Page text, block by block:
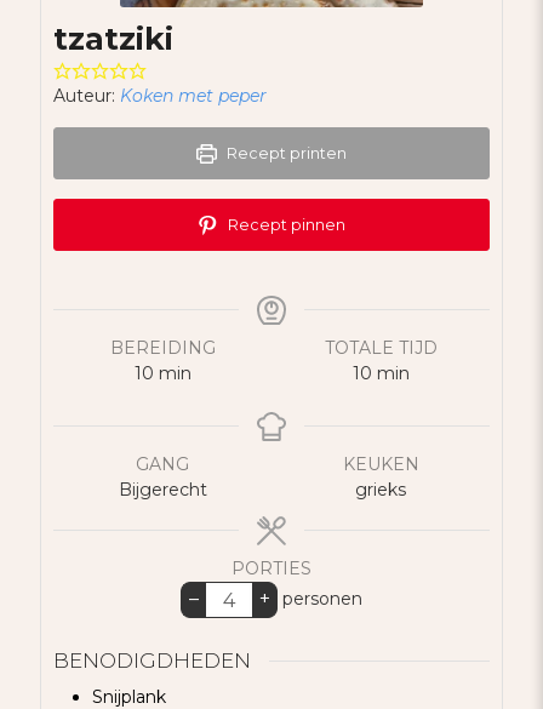
tzatziki
Auteur: Koken met peper
Recept printen
Recept pinnen
BEREIDING
10minuten
min
TOTALE TIJD
10minuten
min
GANG
Bijgerecht
KEUKEN
grieks
PORTIES
– + personen
BENODIGDHEDEN
Snijplank